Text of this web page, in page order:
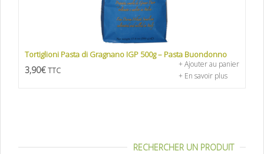
Tortiglioni Pasta di Gragnano IGP 500g – Pasta Buondonno
3,90€ TTC
+ Ajouter au panier
+ En savoir plus
RECHERCHER UN PRODUIT